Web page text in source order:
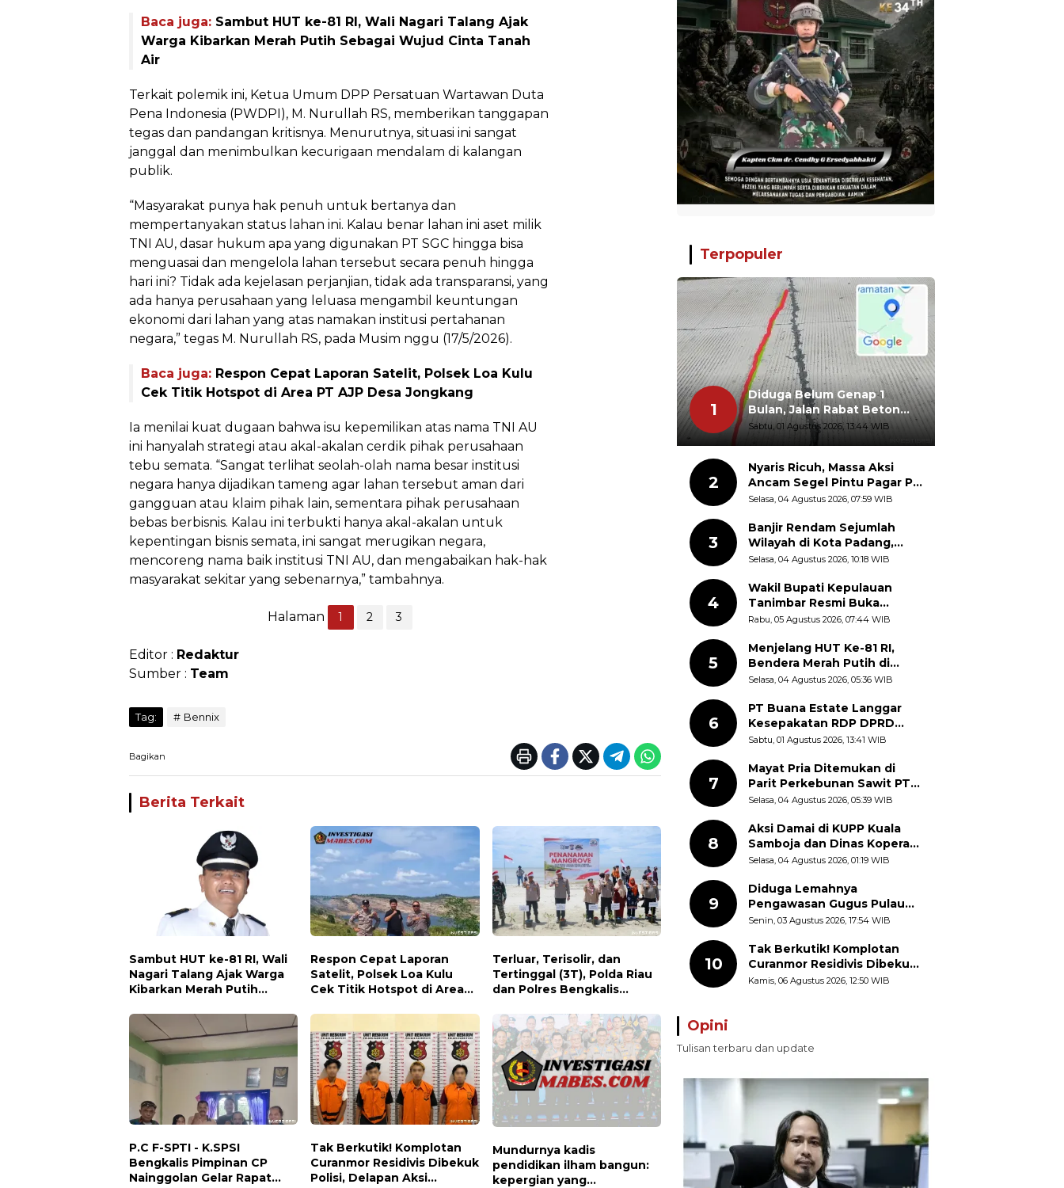
Baca juga: Sambut HUT ke-81 RI, Wali Nagari Talang Ajak
Warga Kibarkan Merah Putih Sebagai Wujud Cinta Tanah
Air
Terkait polemik ini, Ketua Umum DPP Persatuan Wartawan Duta
Pena Indonesia (PWDPI), M. Nurullah RS, memberikan tanggapan
tegas dan pandangan kritisnya. Menurutnya, situasi ini sangat
janggal dan menimbulkan kecurigaan mendalam di kalangan
publik.
“Masyarakat punya hak penuh untuk bertanya dan
mempertanyakan status lahan ini. Kalau benar lahan ini aset milik
TNI AU, dasar hukum apa yang digunakan PT SGC hingga bisa
menguasai dan mengelola lahan tersebut secara penuh hingga
hari ini? Tidak ada kejelasan perjanjian, tidak ada transparansi, yang
ada hanya perusahaan yang leluasa mengambil keuntungan
ekonomi dari lahan yang atas namakan institusi pertahanan
negara,” tegas M. Nurullah RS, pada Musim nggu (17/5/2026).
Baca juga: Respon Cepat Laporan Satelit, Polsek Loa Kulu
Cek Titik Hotspot di Area PT AJP Desa Jongkang
Ia menilai kuat dugaan bahwa isu kepemilikan atas nama TNI AU
ini hanyalah strategi atau akal-akalan cerdik pihak perusahaan
tebu semata. “Sangat terlihat seolah-olah nama besar institusi
negara hanya dijadikan tameng agar lahan tersebut aman dari
gangguan atau klaim pihak lain, sementara pihak perusahaan
bebas berbisnis. Kalau ini terbukti hanya akal-akalan untuk
kepentingan bisnis semata, ini sangat merugikan negara,
mencoreng nama baik institusi TNI AU, dan mengabaikan hak-hak
masyarakat sekitar yang sebenarnya,” tambahnya.
Halaman 1 2 3
Editor : Redaktur
Sumber : Team
Tag: Bennix
Bagikan
Berita Terkait
Sambut HUT ke-81 RI, Wali
Nagari Talang Ajak Warga
Kibarkan Merah Putih
Tanah Air
Respon Cepat Laporan
Satelit, Polsek Loa Kulu
Cek Titik Hotspot di Area
Terluar, Terisolir, dan
Tertinggal (3T), Polda Riau
dan Polres Bengkalis
Kesehatan Gratis, hingga
Dialog Kebangsaan di
Rupat
P.C F-SPTI - K.SPSI
Bengkalis Pimpinan CP
Nainggolan Gelar Rapat
Tak Berkutik! Komplotan
Curanmor Residivis Dibekuk
Polisi, Delapan Aksi
Mundurnya kadis
pendidikan ilham bangun:
kepergian yang
Terpopuler
1
Diduga Belum Genap 1
Bulan, Jalan Rabat Beton
Gidanglo - Guwosobokerto
Sudah Pecah
Sabtu, 01 Agustus 2026, 13:44 WIB
2
Nyaris Ricuh, Massa Aksi
Ancam Segel Pintu Pagar PT
Pabrik Gula Gorontalo
Selasa, 04 Agustus 2026, 07:59 WIB
3
Banjir Rendam Sejumlah
Wilayah di Kota Padang,
Proses Evakuasi Warga
Selasa, 04 Agustus 2026, 10:18 WIB
4
Wakil Bupati Kepulauan
Tanimbar Resmi Buka
Rangkaian Peringatan HUT
Diajak Perkuat Semangat
Nasionalisme
Rabu, 05 Agustus 2026, 07:44 WIB
5
Menjelang HUT Ke-81 RI,
Bendera Merah Putih di
Kantor Dinas Kehutanan
Selasa, 04 Agustus 2026, 05:36 WIB
6
PT Buana Estate Langgar
Kesepakatan RDP DPRD
Sumut: Pasang Pilar Tapal
Libatkan Masyarakat
Sabtu, 01 Agustus 2026, 13:41 WIB
7
Mayat Pria Ditemukan di
Parit Perkebunan Sawit PT
Hindoli Keluang, Polisi
Selasa, 04 Agustus 2026, 05:39 WIB
8
Aksi Damai di KUPP Kuala
Samboja dan Dinas Koperasi
Kukar, Tuntut Keadilan dan
Selasa, 04 Agustus 2026, 01:19 WIB
9
Diduga Lemahnya
Pengawasan Gugus Pulau
Provinsi Maluku Picu Dugaan
Bale-Bale di Perairan Pulau
Seira
Senin, 03 Agustus 2026, 17:54 WIB
10
Tak Berkutik! Komplotan
Curanmor Residivis Dibekuk
Polisi, Delapan Aksi
Kamis, 06 Agustus 2026, 12:50 WIB
Opini
Tulisan terbaru dan update